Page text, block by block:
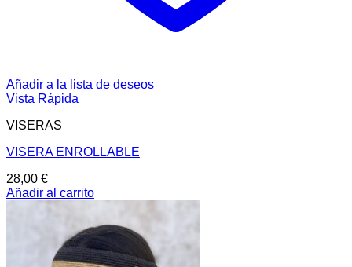
Añadir a la lista de deseos
Vista Rápida
VISERAS
VISERA ENROLLABLE
28,00 €
Añadir al carrito